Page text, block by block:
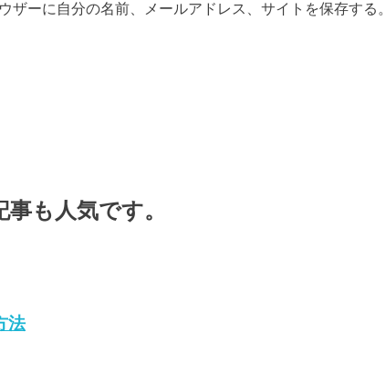
ザーに自分の名前、メールアドレス、サイトを保存する。
も人気です。
法